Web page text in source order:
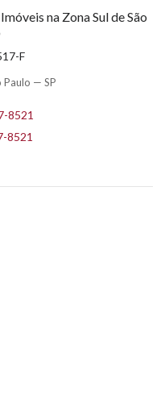
na Zona Sul de São
F
Paulo — SP
8521
8521